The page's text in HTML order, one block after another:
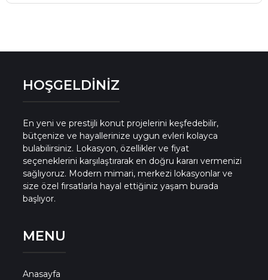
HOŞGELDİNİZ
En yeni ve prestijli konut projelerini keşfedebilir,
bütçenize ve hayallerinize uygun evleri kolayca
bulabilirsiniz. Lokasyon, özellikler ve fiyat
seçeneklerini karşılaştırarak en doğru kararı vermenizi
sağlıyoruz. Modern mimari, merkezi lokasyonlar ve
size özel fırsatlarla hayal ettiğiniz yaşam burada
başlıyor.
MENU
Anasayfa